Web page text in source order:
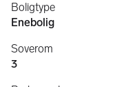
Boligtype
Enebolig
Soverom
3